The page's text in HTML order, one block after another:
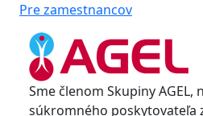
Pre zamestnancov
Sme členom Skupiny AGEL,
súkromného poskytovateľa